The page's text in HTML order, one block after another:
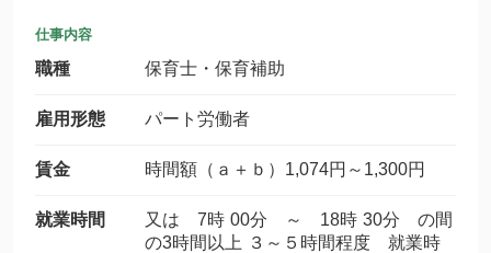
仕事内容
職種 保育士・保育補助
雇用形態 パート労働者
賃金 時間額（ａ＋ｂ）1,074円～1,300円
就業時間
又は 7時 00分 ～ 18時 30分 の間
の3時間以上 ３～５時間程度 就業時